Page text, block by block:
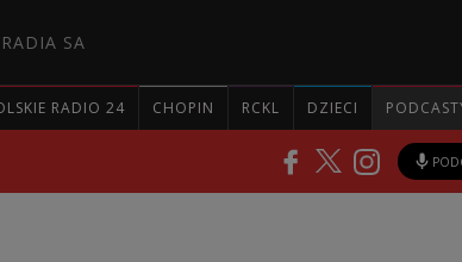
SA
RADIO 24 CHOPIN RCKL DZIECI